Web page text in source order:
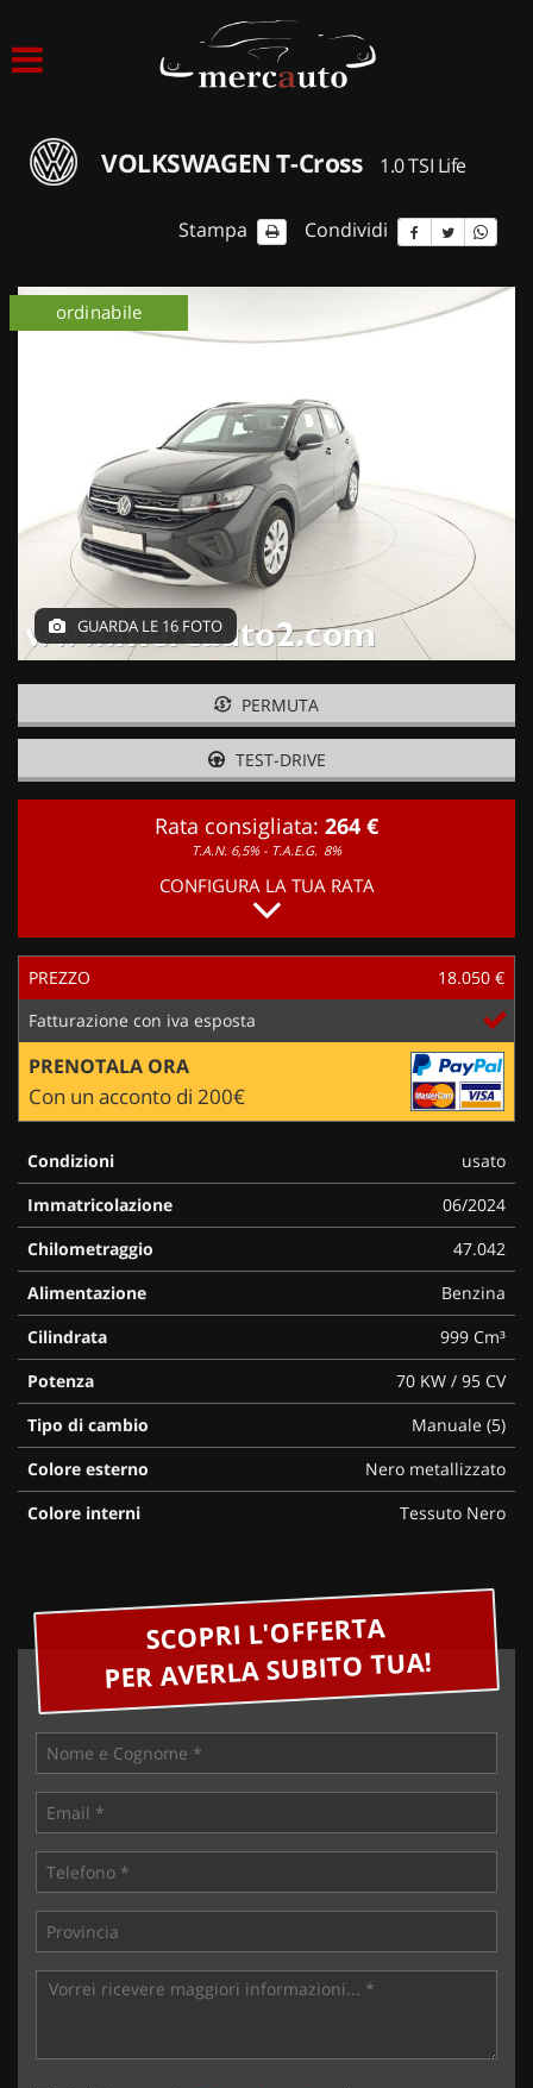
ACQUISTIAMO USATO
NOLEGGIO AUTO
NOLEGGIO BREVE TERMINE
CONTATTI
VOLKSWAGEN T-Cross 1.0 TSI Life
Stampa Condividi
ordinabile
GUARDA LE 16 FOTO
PERMUTA
TEST-DRIVE
Rata consigliata: 264 €
T.A.N. 6,5% - T.A.E.G. 8%
CONFIGURA LA TUA RATA
PREZZO
18.050 €
Fatturazione con iva esposta
PRENOTALA ORA
Con un acconto di 200€
Condizioni
usato
Immatricolazione
06/2024
Chilometraggio
47.042
Alimentazione
Benzina
Cilindrata
999 Cm³
Potenza
70 KW / 95 CV
Tipo di cambio
Manuale (5)
Colore esterno
Nero metallizzato
Colore interni
Tessuto Nero
SCOPRI L'OFFERTA
PER AVERLA SUBITO TUA!